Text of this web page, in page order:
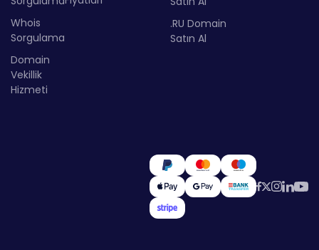
Whois
Sorgulama
Domain
Vekillik
Hizmeti
.RU Domain
Satın Al